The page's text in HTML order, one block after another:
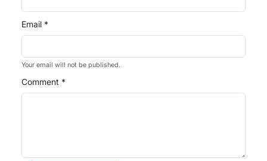
Email *
Your email will not be published.
Comment *